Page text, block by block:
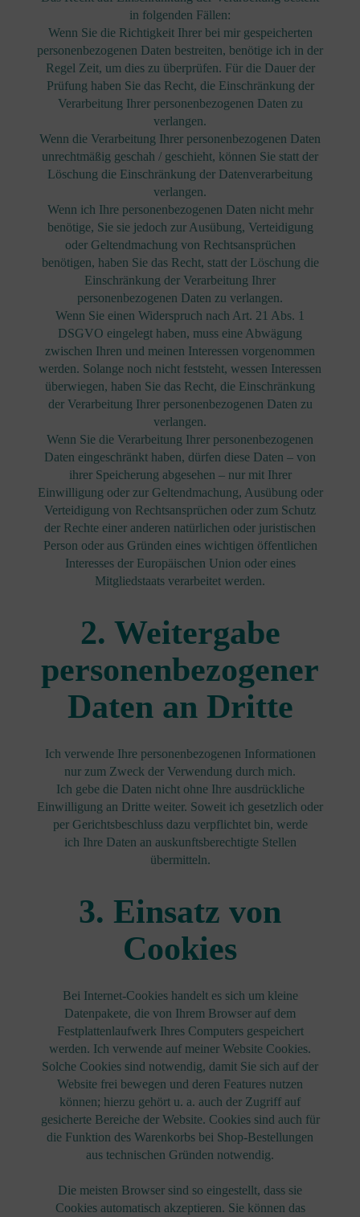
in folgenden Fällen:
Wenn Sie die Richtigkeit Ihrer bei mir gespeicherten
personenbezogenen Daten bestreiten, benötige ich in der
Regel Zeit, um dies zu überprüfen. Für die Dauer der
Prüfung haben Sie das Recht, die Einschränkung der
Verarbeitung Ihrer personenbezogenen Daten zu
verlangen.
Wenn die Verarbeitung Ihrer personenbezogenen Daten
unrechtmäßig geschah / geschieht, können Sie statt der
Löschung die Einschränkung der Datenverarbeitung
verlangen.
Wenn ich Ihre personenbezogenen Daten nicht mehr
benötige, Sie sie jedoch zur Ausübung, Verteidigung
oder Geltendmachung von Rechtsansprüchen
benötigen, haben Sie das Recht, statt der Löschung die
Einschränkung der Verarbeitung Ihrer
personenbezogenen Daten zu verlangen.
Wenn Sie einen Widerspruch nach Art. 21 Abs. 1
DSGVO eingelegt haben, muss eine Abwägung
zwischen Ihren und meinen Interessen vorgenommen
werden. Solange noch nicht feststeht, wessen Interessen
überwiegen, haben Sie das Recht, die Einschränkung
der Verarbeitung Ihrer personenbezogenen Daten zu
verlangen.
Wenn Sie die Verarbeitung Ihrer personenbezogenen
Daten eingeschränkt haben, dürfen diese Daten – von
ihrer Speicherung abgesehen – nur mit Ihrer
Einwilligung oder zur Geltendmachung, Ausübung oder
Verteidigung von Rechtsansprüchen oder zum Schutz
der Rechte einer anderen natürlichen oder juristischen
Person oder aus Gründen eines wichtigen öffentlichen
Interesses der Europäischen Union oder eines
Mitgliedstaats verarbeitet werden.
2. Weitergabe
personenbezogener
Daten an Dritte
Ich verwende Ihre personenbezogenen Informationen
nur zum Zweck der Verwendung durch mich.
Ich gebe die Daten nicht ohne Ihre ausdrückliche
Einwilligung an Dritte weiter. Soweit ich gesetzlich oder
per Gerichtsbeschluss dazu verpflichtet bin, werde
ich Ihre Daten an auskunftsberechtigte Stellen
übermitteln.
3. Einsatz von
Cookies
Bei Internet-Cookies handelt es sich um kleine
Datenpakete, die von Ihrem Browser auf dem
Festplattenlaufwerk Ihres Computers gespeichert
werden. Ich verwende auf meiner Website Cookies.
Solche Cookies sind notwendig, damit Sie sich auf der
Website frei bewegen und deren Features nutzen
können; hierzu gehört u. a. auch der Zugriff auf
gesicherte Bereiche der Website. Cookies sind auch für
die Funktion des Warenkorbs bei Shop-Bestellungen
aus technischen Gründen notwendig.
Die meisten Browser sind so eingestellt, dass sie
Cookies automatisch akzeptieren. Sie können das